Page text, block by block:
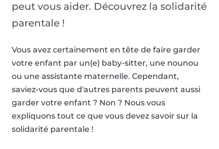
peut vous aider. Découvrez la solidarité
parentale !
Vous avez certainement en tête de faire garder
votre enfant par un(e) baby-sitter, une nounou
ou une assistante maternelle. Cependant,
saviez-vous que d'autres parents peuvent aussi
garder votre enfant ? Non ? Nous vous
expliquons tout ce que vous devez savoir sur la
solidarité parentale !